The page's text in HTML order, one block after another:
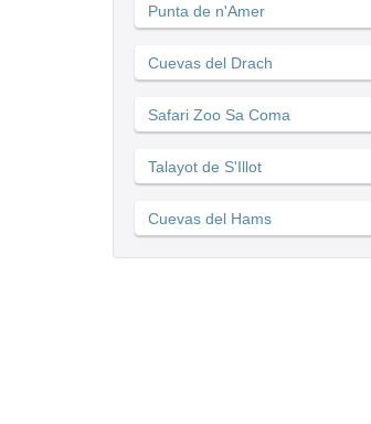
Punta de n'Amer
Cuevas del Drach
Safari Zoo Sa Coma
Talayot de S'Illot
Cuevas del Hams